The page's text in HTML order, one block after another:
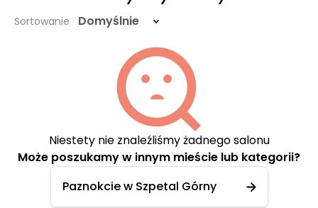
Sortowanie Domyślnie
Niestety nie znaleźliśmy żadnego salonu
Może poszukamy w innym mieście lub kategorii?
Paznokcie w Szpetal Górny